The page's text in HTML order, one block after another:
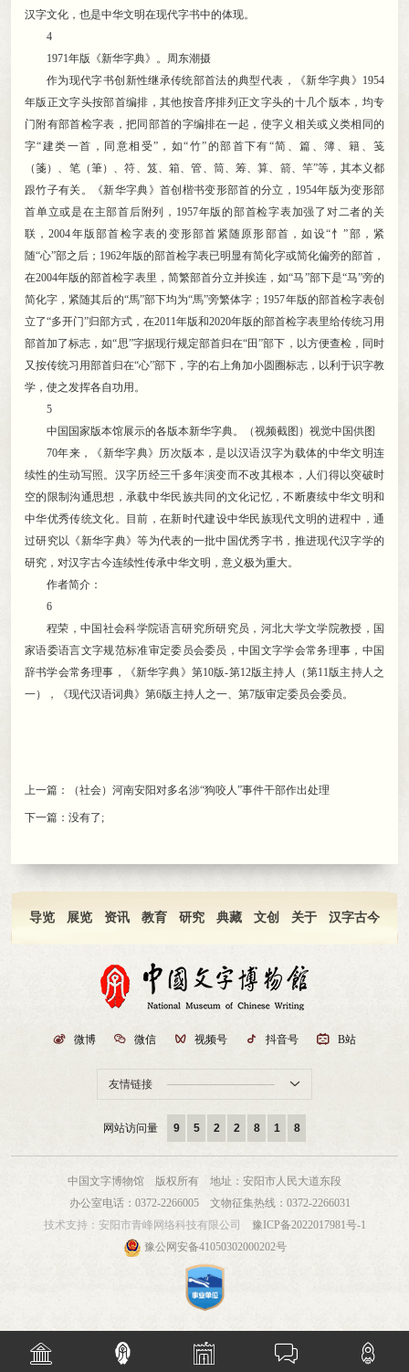
汉字文化，也是中华文明在现代字书中的体现。
4
1971年版《新华字典》 。 周东潮摄
作为现代字书创新性继承传统部首法的典型代表 ，
《新华字典》1954
年版正文字头按部首编排，其他按音序排列正文字头的十几个版本 ， 均专
门附有部首检字表，把同部首的字编排在一起 ， 使字义相关或义类相同的
字“建类一首，同意相受”， 如“竹”的部首下有“简、篇、簿、籍、笺
（箋）、笔（筆）、符、笈、箱、管、筒、筹、算、箭、竿”等，其本义都
跟竹子有关。
《新华字典》首创楷书变形部首的分立，1954年版为变形部
首单立或是在主部首后附列
， 1957年版的部首检字表加强了对二者的关
联，2004年版部首检字表的变形部首紧随原形部首 ，如设“忄”部，紧
随“心”部之后 ； 1962年版的部首检字表已明显有简化字或简化偏旁的部首，
在2004年版的部首检字表里 ， 简繁部首分立并挨连，如“马”部下是“马”旁的
简化字 ， 紧随其后的“馬”部下均为“馬”旁繁体字；1957年版的部首检字表创
立了“多开门”归部方式 ， 在2011年版和2020年版的部首检字表里给传统习用
部首加了标志，如“思”字据现行规定部首归在“田”部下 ， 以方便查检，同时
又按传统习用部首归在“心”部下 ， 字的右上角加小圆圈标志，以利于识字教
学 ， 使之发挥各自功用。
5
中国国家版本馆展示的各版本新华字典。
（视频截图）视觉中国供图
70年来 ，
《新华字典》历次版本，是以汉语汉字为载体的中华文明连
续性的生动写照。 汉字历经三千多年演变而不改其根本，人们得以突破时
空的限制沟通思想 ， 承载中华民族共同的文化记忆，不断赓续中华文明和
中华优秀传统文化。 目前，在新时代建设中华民族现代文明的进程中 ，通
过研究以《新华字典》等为代表的一批中国优秀字书，推进现代汉字学的
研究 ， 对汉字古今连续性传承中华文明，意义极为重大。
作者简介：
6
程荣 ，中国社会科学院语言研究所研究员，河北大学文学院教授 ， 国
家语委语言文字规范标准审定委员会委员，中国文字学会常务理事 ， 中国
辞书学会常务理事，《新华字典》第10版-第12版主持人（第11版主持人之
一）
， 《现代汉语词典》第6版主持人之一、第7版审定委员会委员。
上一篇： （社会）河南安阳对多名涉“狗咬人”事件干部作出处理
下一篇：没有了;
导览 展览 资讯 教育 研究 典藏 文创 关于 汉字古今
友情链接 
 微博  微信  视频号  抖音号  B站
网站访问量 9 5 2 2 8 1 8
中国文字博物馆 版权所有 地址：安阳市人民大道东段
办公室电话：0372-2266005 文物征集热线：0372-2266031
技术支持： 安阳市青峰网络科技有限公司
豫ICP备2022017981号-1
豫公网安备41050302000202号
    